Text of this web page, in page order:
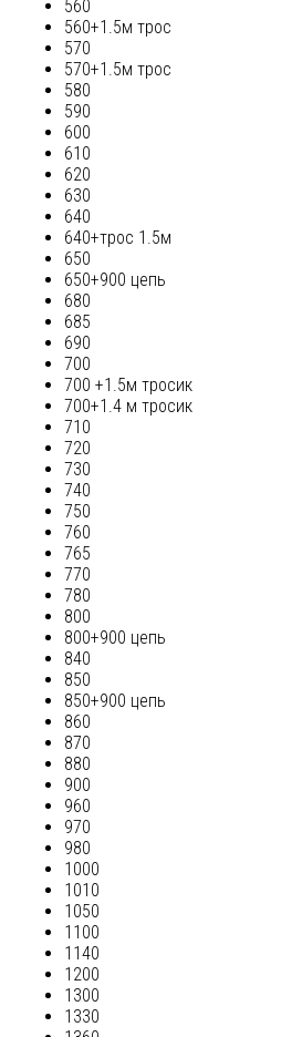
560
560+1.5м трос
570
570+1.5м трос
580
590
600
610
620
630
640
640+трос 1.5м
650
650+900 цепь
680
685
690
700
700 +1.5м тросик
700+1.4 м тросик
710
720
730
740
750
760
765
770
780
800
800+900 цепь
840
850
850+900 цепь
860
870
880
900
960
970
980
1000
1010
1050
1100
1140
1200
1300
1330